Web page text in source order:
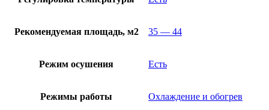
Рекомендуемая площадь, м2 35 — 44
Режим осушения Есть
Режимы работы Охлаждение и обогрев